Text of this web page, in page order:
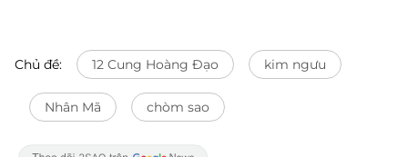
Chủ đề: 12 Cung Hoàng Đạo kim ngưu
Nhân Mã chòm sao